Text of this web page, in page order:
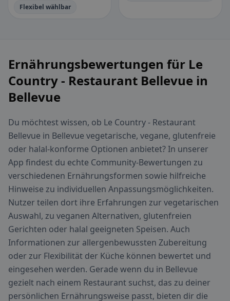
Flexibel wählbar
Ernährungsbewertungen für Le
Country - Restaurant Bellevue in
Bellevue
Du möchtest wissen, ob Le Country - Restaurant
Bellevue in Bellevue vegetarische, vegane, glutenfreie
oder halal-konforme Optionen anbietet? In unserer
App findest du echte Community-Bewertungen zu
verschiedenen Ernährungsformen sowie hilfreiche
Hinweise zu individuellen Anpassungsmöglichkeiten.
Nutzer teilen dort ihre Erfahrungen zur vegetarischen
Auswahl, zu veganen Alternativen, glutenfreien
Gerichten oder halal geeigneten Speisen. Auch
Informationen zur allergenbewussten Zubereitung
oder zur Flexibilität der Küche können bewertet und
eingesehen werden. Gerade wenn du in Bellevue
gezielt nach einem Restaurant suchst, das zu deiner
persönlichen Ernährungsweise passt, bieten dir die